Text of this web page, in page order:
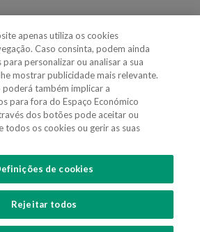
Política de Cookies
de cookies
Nome/Marca
SIGA-NOS
SP RL. Todos os direitos reservados.
apenas utiliza os cookies
Caso consinta, podem ainda
personalizar ou analisar a sua
mostrar publicidade mais relevante.
poderá também implicar a
para fora do Espaço Económico
dos botões pode aceitar ou
todos os cookies ou gerir as suas
de cookies
Rejeitar todos